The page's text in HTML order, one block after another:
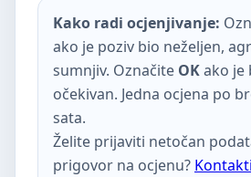
Kako radi ocjenjivanje:
ako je poziv bio neželjen,
sumnjiv. Označite OKako je
očekivan. Jedna ocjena po
sata.
Želite prijaviti netočan
prigovor na ocjenu?